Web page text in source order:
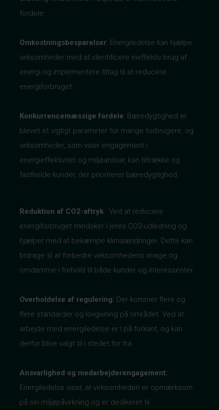
fordele:
Omkostningsbesparelser: Energiledelse kan hjælpe
virksomheder med at identificere ineffektiv brug af
energi og implementere tiltag til at reducere
energiforbruget.
Konkurrencemæssige fordele: Bæredygtighed er
blevet et vigtigt parameter for mange forbrugere, og
virksomheder, som viser engagement i
energieffektivitet og miljøansvar, kan tiltrække og
fastholde kunder, der prioriterer bæredygtighed.
Reduktion af CO2-aftryk: Ved at reducere
energiforbruget mindsker I jeres CO2-udledning og
hjælper med at bekæmpe klimaændringer. Dette kan
bidrage til at forbedre virksomhedens image og
omdømme i forhold til både kunder og interessenter.
Overholdelse af regulering: Der kommer flere og
flere standarder og lovgivning på området. Ved at
arbejde med energiledelse er I på forkant, og kan
derfor blive valgt til i stedet for fra.
Ansvarlighed og medarbejderengagement:
Energiledelse viser, at virksomheden er opmærksom
på sin miljøpåvirkning og er dedikeret til